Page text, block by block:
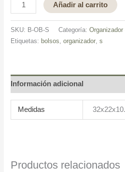
Añadir al carrito
SKU: B-OB-S Categoría:
Etiquetas: bolsos ,organizador ,s
Información adicional
Medidas
Productos relacionados